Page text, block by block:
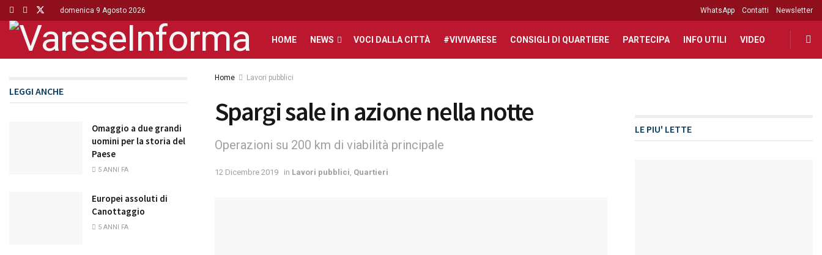
domenica 9 Agosto 2026 WhatsApp Contatti Newsletter
HOME NEWS VOCI DALLA CITTÀ #VIVIVARESE CONSIGLI DI QUARTIERE PARTECIPA INFO UTILI VIDEO
Home Lavori pubblici
Spargi sale in azione nella notte
Operazioni su 200 km di viabilità principale
12 Dicembre 2019 in Lavori pubblici Quartieri
LEGGI ANCHE
Omaggio a due grandi
uomini per la storia del
Paese
5 ANNI FA
Europei assoluti di
Canottaggio
5 ANNI FA
LE PIU' LETTE